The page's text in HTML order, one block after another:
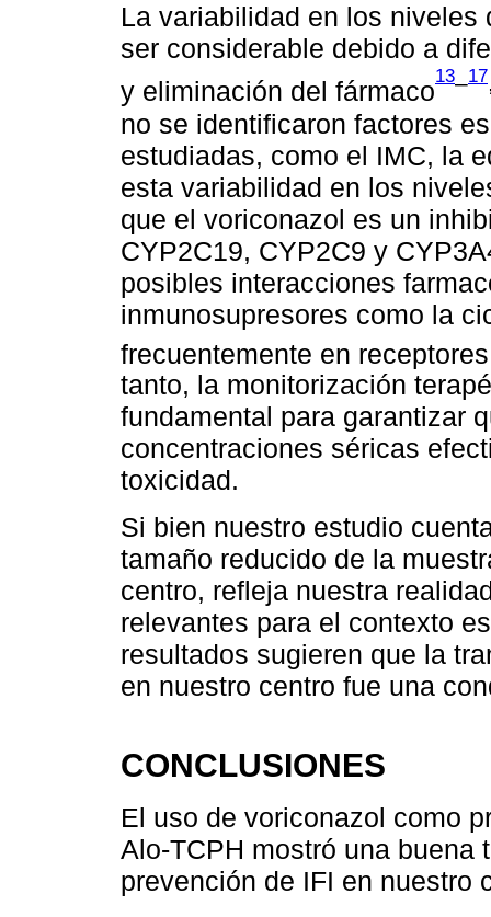
La variabilidad en los
ser considerable debido a
y eliminación del fármaco
13–17
no se identificaron factores
estudiadas, como el IMC, la
esta variabilidad en los
que el voriconazol es un
CYP2C19, CYP2C9 y
posibles interacciones
inmunosupresores como la
frecuentemente en
tanto, la monitorización
fundamental para garantizar
concentraciones séricas
toxicidad.
Si bien nuestro estudio
tamaño reducido de la
centro, refleja nuestra
relevantes para el contexto
resultados sugieren que la
en nuestro centro fue una
CONCLUSIONES
El uso de voriconazol como
Alo-TCPH mostró una buena
prevención de IFI en nuestro